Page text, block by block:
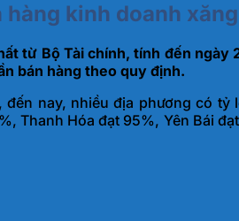
hàng kinh doanh
từ Bộ Tài chính, tính đến ngày
bán hàng theo quy định.
đến nay, nhiều địa phương có
Thanh Hóa đạt 95%, Yên Bái